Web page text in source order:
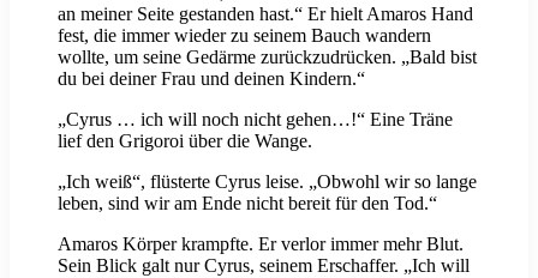
an meiner Seite gestanden hast.“ Er hielt Amaros Hand
fest, die immer wieder zu seinem Bauch wandern
wollte, um seine Gedärme zurückzudrücken. „Bald bist
du bei deiner Frau und deinen Kindern.“
„Cyrus … ich will noch nicht gehen…!“ Eine Träne
lief den Grigoroi über die Wange.
„Ich weiß“, flüsterte Cyrus leise. „Obwohl wir so lange
leben, sind wir am Ende nicht bereit für den Tod.“
Amaros Körper krampfte. Er verlor immer mehr Blut.
Sein Blick galt nur Cyrus, seinem Erschaffer. „Ich will